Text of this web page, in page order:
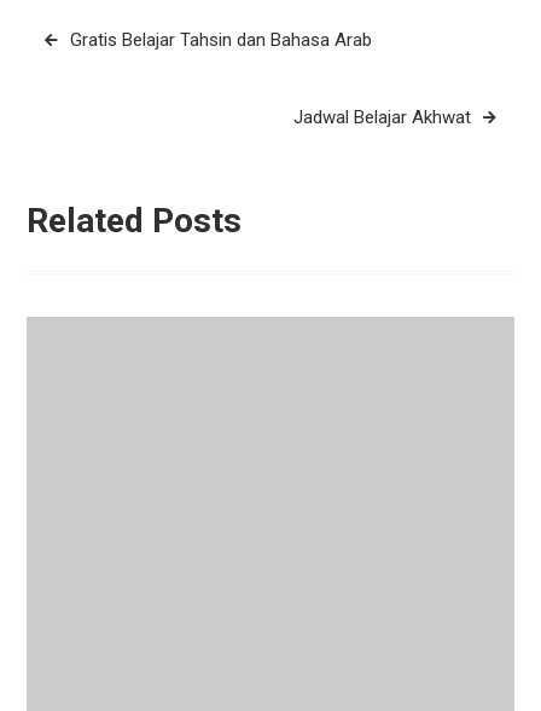
PostGratis Belajar Tahsin dan Bahasa Arab
Jadwal Belajar Akhwat
Related Posts